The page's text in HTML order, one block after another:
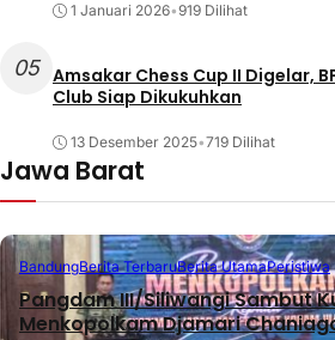
1 Januari 2026•919 Dilihat
05 Amsakar Chess Cup II Digelar,
Club Siap Dikukuhkan
13 Desember 2025•719 Dilihat
Jawa Barat
BandungBerita TerbaruBerita UtamaPeristiwa
Pangdam III/Siliwangi Sambut
Menkopolkam Djamari